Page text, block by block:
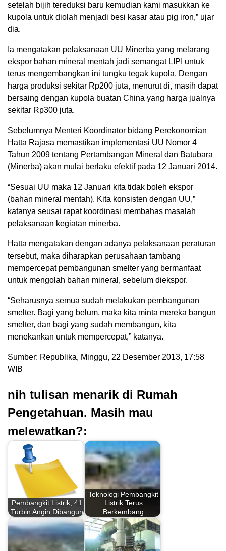
setelah bijih tereduksi baru kemudian kami masukkan ke
kupola untuk diolah menjadi besi kasar atau pig iron,” ujar
dia.
Ia mengatakan pelaksanaan UU Minerba yang melarang
ekspor bahan mineral mentah jadi semangat LIPI untuk
terus mengembangkan ini tungku tegak kupola. Dengan
harga produksi sekitar Rp200 juta, menurut di, masih dapat
bersaing dengan kupola buatan China yang harga jualnya
sekitar Rp300 juta.
Sebelumnya Menteri Koordinator bidang Perekonomian
Hatta Rajasa memastikan implementasi UU Nomor 4
Tahun 2009 tentang Pertambangan Mineral dan Batubara
(Minerba) akan mulai berlaku efektif pada 12 Januari 2014.
“Sesuai UU maka 12 Januari kita tidak boleh ekspor
(bahan mineral mentah). Kita konsisten dengan UU,”
katanya seusai rapat koordinasi membahas masalah
pelaksanaan kegiatan minerba.
Hatta mengatakan dengan adanya pelaksanaan peraturan
tersebut, maka diharapkan perusahaan tambang
mempercepat pembangunan smelter yang bermanfaat
untuk mengolah bahan mineral, sebelum diekspor.
“Seharusnya semua sudah melakukan pembangunan
smelter. Bagi yang belum, maka kita minta mereka bangun
smelter, dan bagi yang sudah membangun, kita
menekankan untuk mempercepat,” katanya.
Sumber: Republika, Minggu, 22 Desember 2013, 17:58
WIB
nih tulisan menarik di Rumah
Pengetahuan. Masih mau
melewatkan?:
Pembangkit Listrik; 41
Turbin Angin Dibangun
Teknologi Pembangkit
Listrik Terus
Berkembang